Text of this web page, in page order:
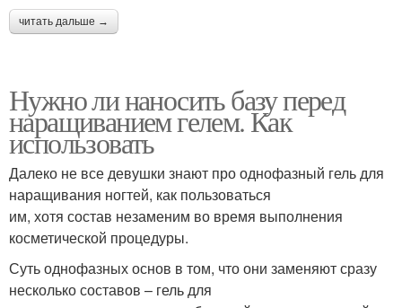
читать дальше →
Нужно ли наносить базу перед
наращиванием гелем. Как
использовать
Далеко не все девушки знают про однофазный гель для
наращивания ногтей, как пользоваться
им, хотя состав незаменим во время выполнения
косметической процедуры.
Суть однофазных основ в том, что они заменяют сразу
несколько составов – гель для